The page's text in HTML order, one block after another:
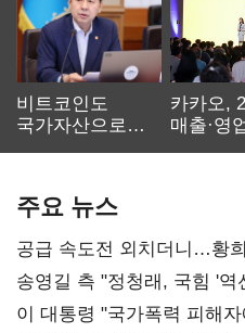
비트코인도
국가자산으로…'
카카오,
매출·영
주요 뉴스
공급 속도전 외치더니…황
리모델링' 제안
송영길 측 "정청래, 국힘 '
총선 지휘 못해"
이 대통령 "국가폭력 피해